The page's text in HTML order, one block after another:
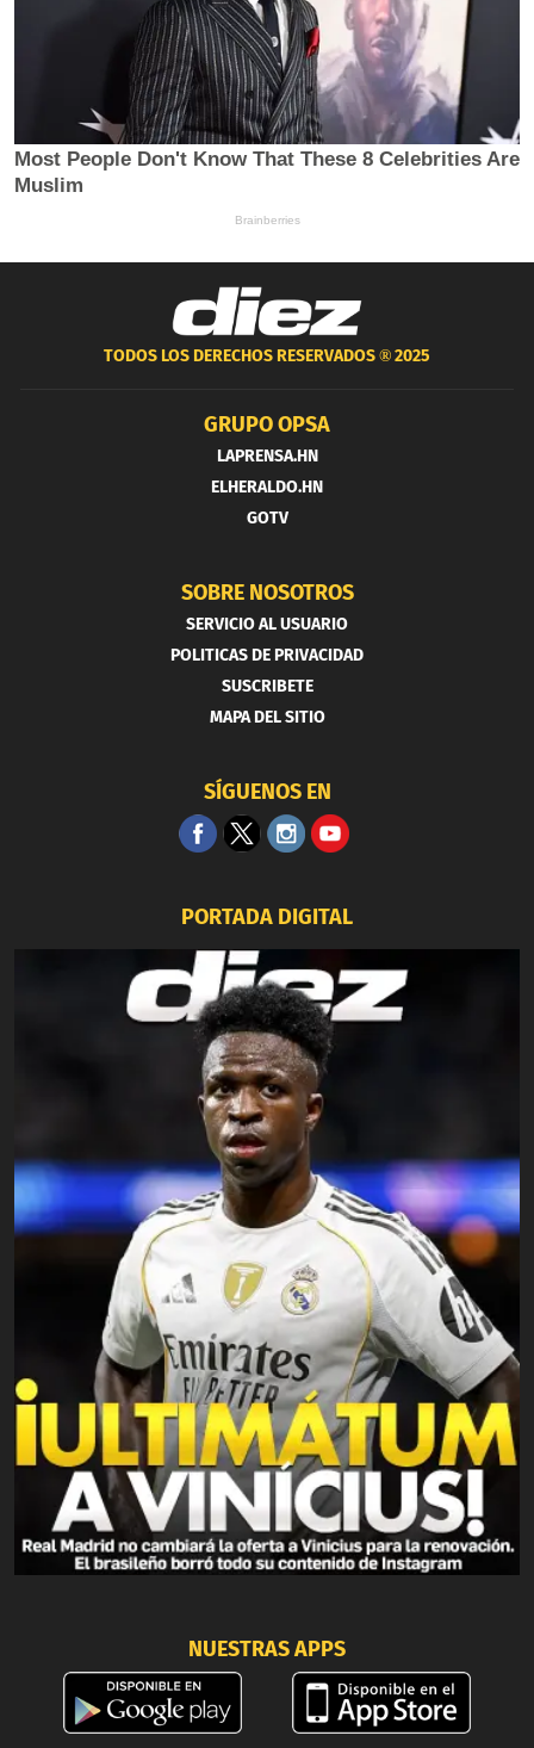
TODOS LOS DERECHOS RESERVADOS ®2025
GRUPO OPSA
LAPRENSA.HN
ELHERALDO.HN
GOTV
SOBRE NOSOTROS
SERVICIO AL USUARIO
POLITICAS DE PRIVACIDAD
SUSCRIBETE
MAPA DEL SITIO
SÍGUENOS EN
PORTADA DIGITAL
NUESTRAS APPS